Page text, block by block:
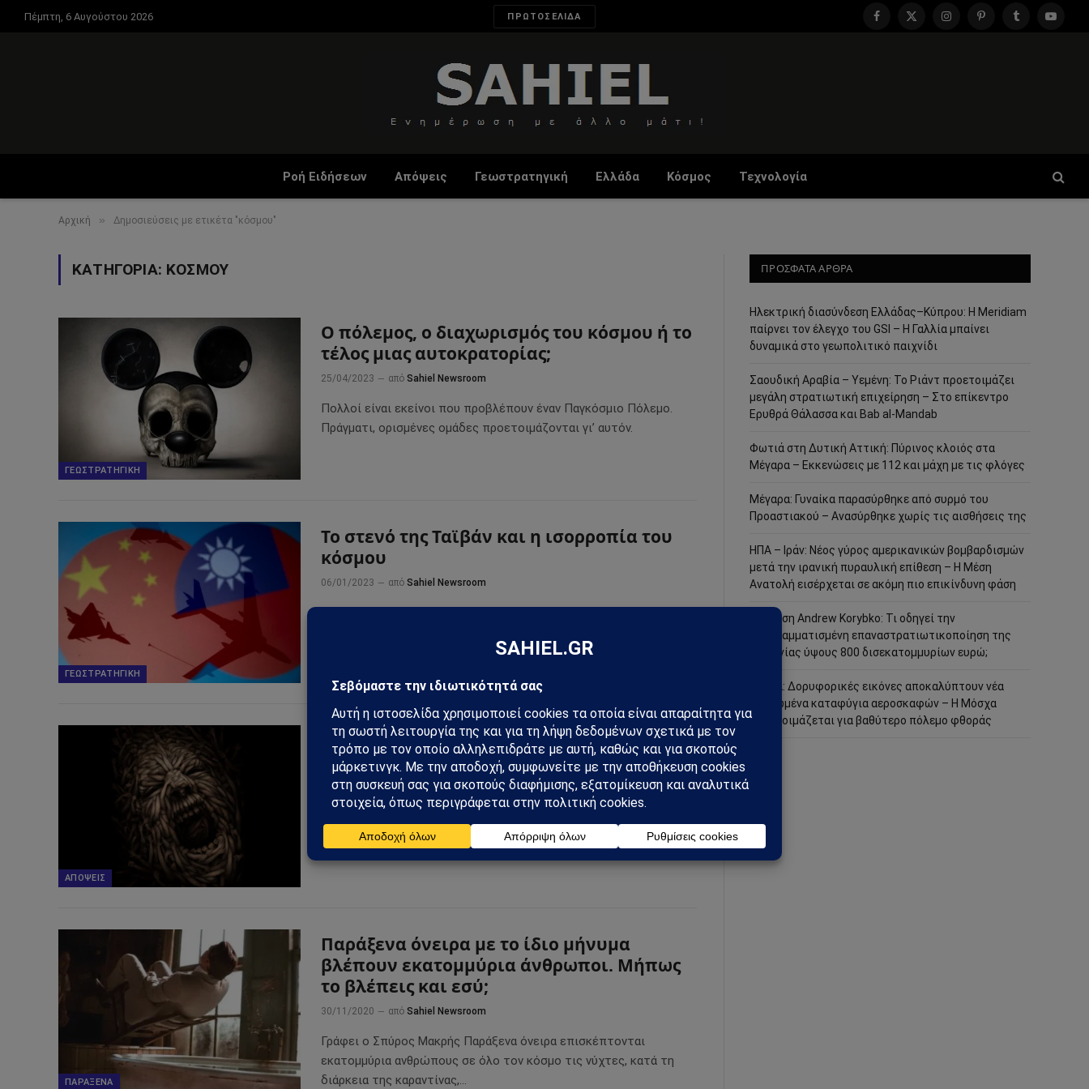
Πέμπτη, 6 Αυγούστου 2026 ΠΡΩΤΟΣΕΛΙΔΑ
Facebook
X
InstagramPinterestTumblr
Ροή Ειδήσεων Απόψεις Γεωστρατηγική Ελλάδα Κόσμος Τεχνολογία
Αρχική » Δημοσιεύσεις με ετικέτα "κόσμου"
ΚΑΤΗΓΟΡΊΑ: ΚΌΣΜΟΥ
ΓΕΩΣΤΡΑΤΗΓΙΚΉ
Ο πόλεμος, ο διαχωρισμός του κόσμου ή το
τέλος μιας αυτοκρατορίας;
25/04/2023 από Sahiel Newsroom
Πολλοί είναι εκείνοι που προβλέπουν έναν Παγκόσμιο Πόλεμο.
Πράγματι, ορισμένες ομάδες προετοιμάζονται γι’ αυτόν.
ΓΕΩΣΤΡΑΤΗΓΙΚΉ
Το στενό της Ταϊβάν και η ισορροπία του
κόσμου
06/01/2023 από Sahiel Newsroom
ΑΠΌΨΕΙΣ
Το νέο πρόσωπο του κόσμου – Απόστολος
Αποστόλου
09/03/2022 από Sahiel Newsroom
εκπλήξεις του ακραίου. Μια αθεράπευτη σύγχυση
ΠΑΡΆΞΕΝΑ
Παράξενα όνειρα με το ίδιο μήνυμα
βλέπουν εκατομμύρια άνθρωποι. Μήπως
το βλέπεις και εσύ;
30/11/2020 από Sahiel Newsroom
Γράφει ο Σπύρος Μακρής Παράξενα όνειρα επισκέπτονται
εκατομμύρια ανθρώπους σε όλο τον κόσμο τις νύχτες, κατά τη
διάρκεια της καραντίνας,…
ΠΡΟΣΦΑΤΑ ΑΡΘΡΑ
Ηλεκτρική διασύνδεση Ελλάδας–Κύπρου: Η Meridiam
παίρνει τον έλεγχο του GSI – Η Γαλλία μπαίνει
δυναμικά στο γεωπολιτικό παιχνίδι
Σαουδική Αραβία – Υεμένη: Το Ριάντ προετοιμάζει
μεγάλη στρατιωτική επιχείρηση – Στο επίκεντρο
Ερυθρά Θάλασσα και Bab al-Mandab
Φωτιά στη Δυτική Αττική: Πύρινος κλοιός στα
Μέγαρα – Εκκενώσεις με 112 και μάχη με τις φλόγες
Μέγαρα: Γυναίκα παρασύρθηκε από συρμό του
Προαστιακού – Ανασύρθηκε χωρίς τις αισθήσεις της
ΗΠΑ – Ιράν: Νέος γύρος αμερικανικών βομβαρδισμών
μετά την ιρανική πυραυλική επίθεση – Η Μέση
Ανατολή εισέρχεται σε ακόμη πιο επικίνδυνη φάση
Ανάλυση Andrew Korybko: Τι οδηγεί την
προγραμματισμένη επαναστρατιωτικοποίηση της
Γερμανίας ύψους 800 δισεκατομμυρίων ευρώ;
Ρωσία: Δορυφορικές εικόνες αποκαλύπτουν νέα
οχυρωμένα καταφύγια αεροσκαφών – Η Μόσχα
προετοιμάζεται για βαθύτερο πόλεμο φθοράς